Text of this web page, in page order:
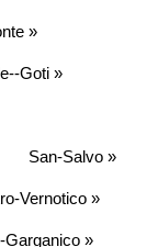
»
Goti »
San-Salvo »
Vernotico »
Garganico »